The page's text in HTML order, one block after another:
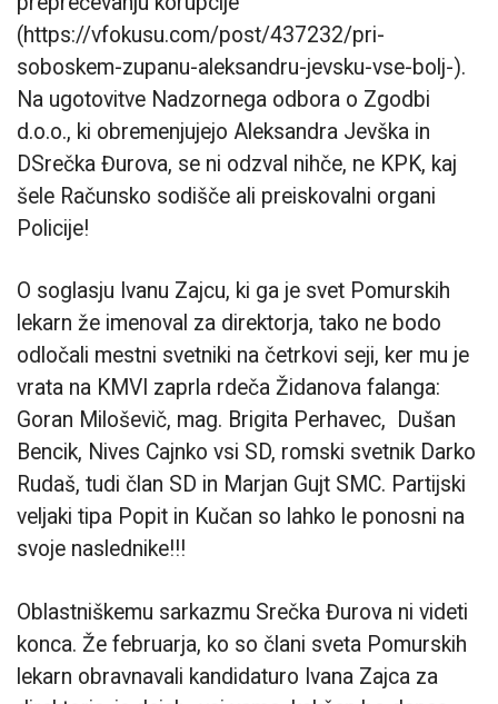
(https://vfokusu.com/post/437232/pri-
soboskem-zupanu-aleksandru-jevsku-vse-bolj-).
Na ugotovitve Nadzornega odbora o Zgodbi
d.o.o., ki obremenjujejo Aleksandra Jevška in
DSrečka Đurova, se ni odzval nihče, ne KPK, kaj
šele Računsko sodišče ali preiskovalni organi
Policije!
O soglasju Ivanu Zajcu, ki ga je svet Pomurskih
lekarn že imenoval za direktorja, tako ne bodo
odločali mestni svetniki na četrkovi seji, ker mu je
vrata na KMVI zaprla rdeča Židanova falanga:
Goran Miloševič, mag. Brigita Perhavec, Dušan
Bencik, Nives Cajnko vsi SD, romski svetnik Darko
Rudaš, tudi član SD in Marjan Gujt SMC. Partijski
veljaki tipa Popit in Kučan so lahko le ponosni na
svoje naslednike!!!
Oblastniškemu sarkazmu Srečka Đurova ni videti
konca. Že februarja, ko so člani sveta Pomurskih
lekarn obravnavali kandidaturo Ivana Zajca za